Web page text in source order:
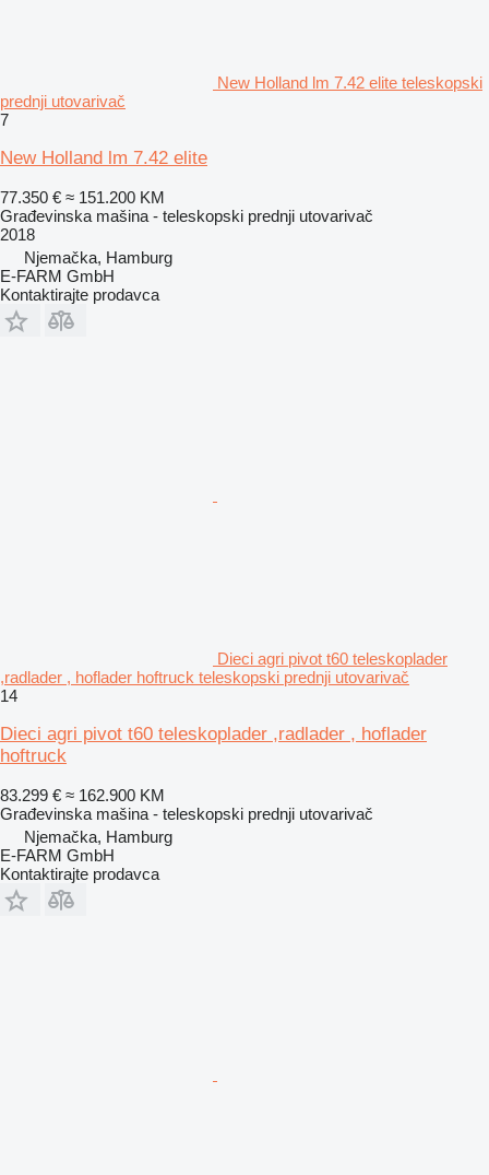
New Holland lm 7.42 elite teleskopski
prednji utovarivač
7
New Holland lm 7.42 elite
77.350 € ≈ 151.200 KM
Građevinska mašina - teleskopski prednji utovarivač
2018
Njemačka, Hamburg
E-FARM GmbH
Kontaktirajte prodavca
Dieci agri pivot t60 teleskoplader
,radlader , hoflader hoftruck teleskopski prednji utovarivač
14
Dieci agri pivot t60 teleskoplader ,radlader , hoflader
hoftruck
83.299 € ≈ 162.900 KM
Građevinska mašina - teleskopski prednji utovarivač
Njemačka, Hamburg
E-FARM GmbH
Kontaktirajte prodavca